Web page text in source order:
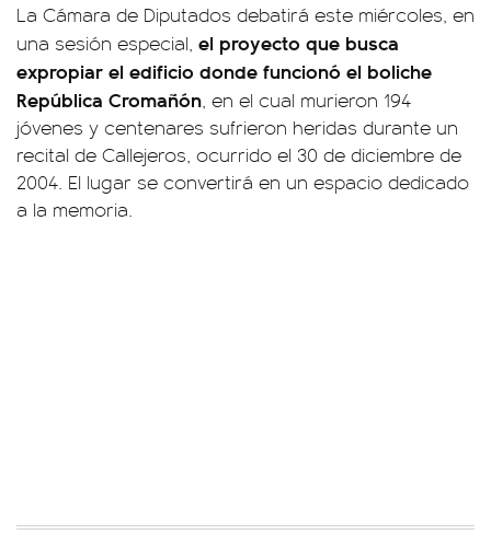
La Cámara de Diputados debatirá este miércoles, en
una sesión especial, el proyecto que busca
expropiar el edificio donde funcionó el boliche
República Cromañón, en el cual murieron 194
jóvenes y centenares sufrieron heridas durante un
recital de Callejeros, ocurrido el 30 de diciembre de
2004. El lugar se convertirá en un espacio dedicado
a la memoria.